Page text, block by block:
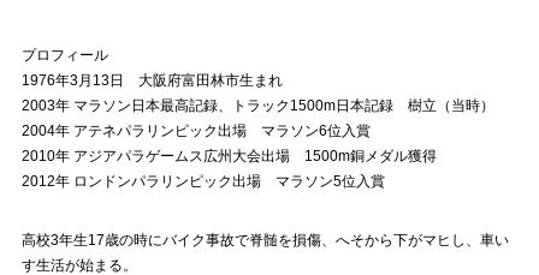
プロフィール
1976年3月13日 大阪府富田林市生まれ
2003年 マラソン日本最高記録、トラック1500m日本記録 樹立（当時）
2004年 アテネパラリンピック出場 マラソン6位入賞
2010年 アジアパラゲームス広州大会出場 1500m銅メダル獲得
2012年 ロンドンパラリンピック出場 マラソン5位入賞
高校3年生17歳の時にバイク事故で脊髄を損傷、へそから下がマヒし、車い
す生活が始まる。